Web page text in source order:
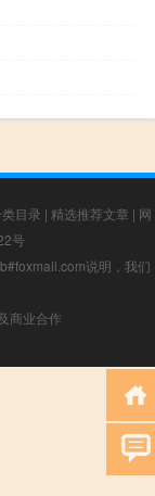
目录 | 精选推荐文章 | 网
号
说明，我们
商业合作